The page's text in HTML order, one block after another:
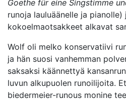
Goethe für eine Singstimme
runoja lauluäänelle ja pianolle)
kokoelmaotsakkeet alkavat
Wolf oli melko konservatiivi
ja hän suosi vanhemman
saksaksi käännettyä
luvun alkupuolen runoilijoita.
biedermeier-runous monine